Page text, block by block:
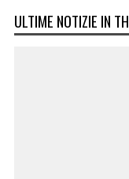
ULTIME NOTIZIE IN